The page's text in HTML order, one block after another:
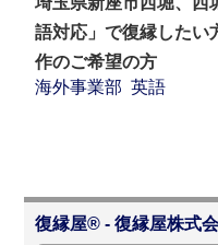
語対応」で復縁したい
作のご希望の方
海外事業部 英語
復縁屋® - 復縁屋株式